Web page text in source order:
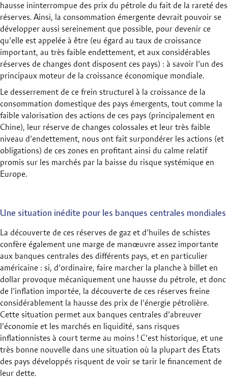
hausse ininterrompue des prix du pétrole du fait de la rareté des
réserves. Ainsi, la consommation émergente devrait pouvoir se
développer aussi sereinement que possible, pour devenir ce
qu’elle est appelée à être (eu égard au taux de croissance
important, au très faible endettement, et aux considérables
réserves de changes dont disposent ces pays) : à savoir l’un des
principaux moteur de la croissance économique mondiale.
Le desserrement de ce frein structurel à la croissance de la
consommation domestique des pays émergents, tout comme la
faible valorisation des actions de ces pays (principalement en
Chine), leur réserve de changes colossales et leur très faible
niveau d’endettement, nous ont fait surpondérer les actions (et
obligations) de ces zones en profitant ainsi du calme relatif
promis sur les marchés par la baisse du risque systémique en
Europe.
Une situation inédite pour les banques centrales mondiales
La découverte de ces réserves de gaz et d’huiles de schistes
confère également une marge de manœuvre assez importante
aux banques centrales des différents pays, et en particulier
américaine : si, d’ordinaire, faire marcher la planche à billet en
dollar provoque mécaniquement une hausse du pétrole, et donc
de l’inflation importée, la découverte de ces réserves freine
considérablement la hausse des prix de l’énergie pétrolière.
Cette situation permet aux banques centrales d’abreuver
l’économie et les marchés en liquidité, sans risques
inflationnistes à court terme au moins ! C’est historique, et une
très bonne nouvelle dans une situation où la plupart des États
des pays développés risquent de voir se tarir le financement de
leur dette.